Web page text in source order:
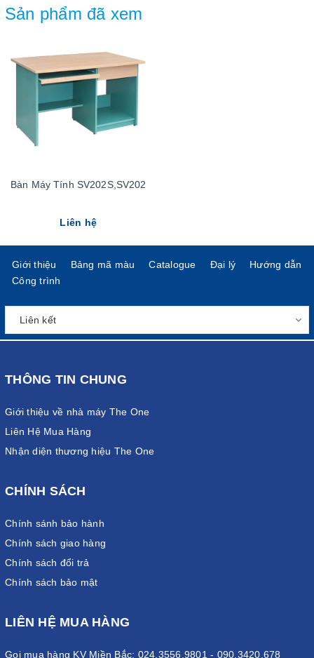
Sản phẩm đã xem
Bàn Máy Tính SV202S,SV202
Liên hệ
Giới thiệu Bảng mã màu Catalogue Đại lý
Hướng dẫn
Công trình
THÔNG TIN CHUNG
Giới thiệu về nhà máy The One
Liên Hệ Mua Hàng
Nhận diện thương hiệu The One
CHÍNH SÁCH
Chính sánh bảo hành
Chính sách giao hàng
Chính sách đổi trả
Chính sách bảo mật
LIÊN HỆ MUA HÀNG
Gọi mua hàng KV Miền Bắc: 024.3556.9801 - 090.3420.678